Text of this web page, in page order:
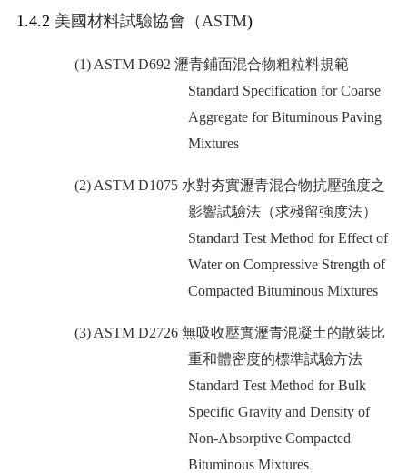
1.4.2 美國材料試驗協會（ASTM)
(1) ASTM D692瀝青鋪面混合物粗粒料規範
Standard Specification for Coarse
Aggregate for Bituminous Paving
Mixtures
(2) ASTM D1075 水對夯實瀝青混合物抗壓強度之
影響試驗法（求殘留強度法）
Standard Test Method for Effect of
Water on Compressive Strength of
Compacted Bituminous Mixtures
(3) ASTM D2726無吸收壓實瀝青混凝土的散裝比
重和體密度的標準試驗方法
Standard Test Method for Bulk
Specific Gravity and Density of
Non-Absorptive Compacted
Bituminous Mixtures